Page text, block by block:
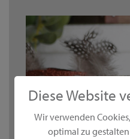
Diese Website
Wir verwenden
optimal zu